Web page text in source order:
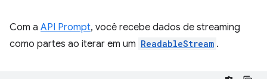
Com a API Prompt, você recebe dados de streaming
como partes ao iterar em um ReadableStream .